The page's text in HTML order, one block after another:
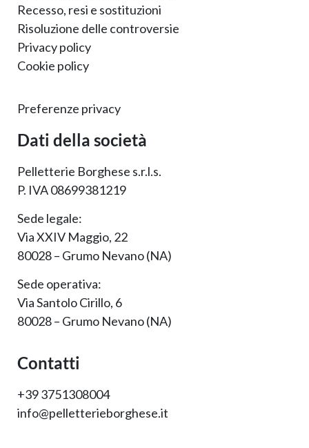
Recesso, resi e sostituzioni
Risoluzione delle controversie
Privacy policy
Cookie policy
Preferenze privacy
Dati della società
Pelletterie Borghese s.r.l.s.
P. IVA 08699381219
Sede legale:
Via XXIV Maggio, 22
80028 – Grumo Nevano (NA)
Sede operativa:
Via Santolo Cirillo, 6
80028 – Grumo Nevano (NA)
Contatti
+39 3751308004
info@pelletterieborghese.it